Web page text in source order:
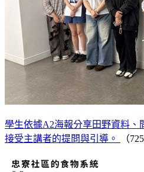
學生依據A2海報分享田野資料、
接受主講者的提問與引導。
（